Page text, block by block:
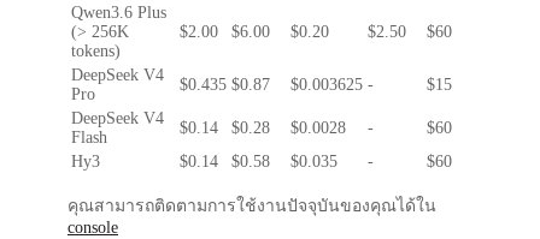
Qwen3.6 Plus
(> 256K
tokens)
$2.00 $6.00 $0.20 $2.50 $60
DeepSeek V4
Pro
$0.435 $0.87 $0.003625 -
$15
DeepSeek V4
Flash
$0.14 $0.28 $0.0028 -
$60
Hy3
$0.14 $0.58 $0.035 - $60
คุณสามารถติดตามการใช้งานปัจจุบันของคุณได้ใน
console